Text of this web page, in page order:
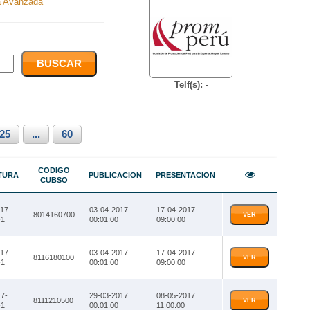
Telf(s): -
25 ... 60
CODIGO
CUBSO
PUBLICACION PRESENTACION
8014160700
03-04-2017
00:01:00
17-04-2017
09:00:00
VER
8116180100
03-04-2017
00:01:00
17-04-2017
09:00:00
VER
8111210500
29-03-2017
00:01:00
08-05-2017
11:00:00
VER